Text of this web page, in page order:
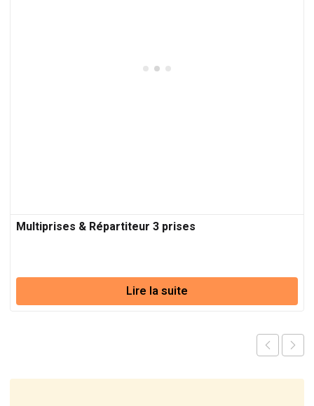
Multiprises & Répartiteur 3 prises
Lire la suite